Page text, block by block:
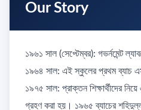
Our Story
১৯৬১ সাল (সেপ্টেম্বর): গভর্নমেন্ট
​১৯৬৪ সাল: এই স্কুলের প্রথম ব্যাচ
​১৯৭৫ সাল: প্রাক্তন শিক্ষার্থীদের
গ্রহণ করা হয়। ১৯৬৫ ব্যাচের